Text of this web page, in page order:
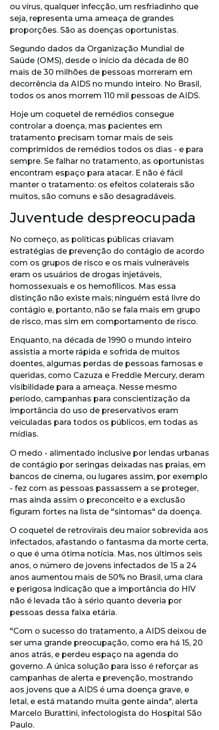
ou vírus, qualquer infecção, um resfriadinho que
seja, representa uma ameaça de grandes
proporções. São as doenças oportunistas.
Segundo dados da Organização Mundial de
Saúde (OMS), desde o início da década de 80
mais de 30 milhões de pessoas morreram em
decorrência da AIDS no mundo inteiro. No Brasil,
todos os anos morrem 110 mil pessoas de AIDS.
Hoje um coquetel de remédios consegue
controlar a doença, mas pacientes em
tratamento precisam tomar mais de seis
comprimidos de remédios todos os dias - e para
sempre. Se falhar no tratamento, as oportunistas
encontram espaço para atacar. E não é fácil
manter o tratamento: os efeitos colaterais são
muitos, são comuns e são desagradáveis.
Juventude despreocupada
No começo, as políticas públicas criavam
estratégias de prevenção do contágio de acordo
com os grupos de risco e os mais vulneráveis
eram os usuários de drogas injetáveis,
homossexuais e os hemofílicos. Mas essa
distinção não existe mais; ninguém está livre do
contágio e, portanto, não se fala mais em grupo
de risco, mas sim em comportamento de risco.
Enquanto, na década de 1990 o mundo inteiro
assistia a morte rápida e sofrida de muitos
doentes, algumas perdas de pessoas famosas e
queridas, como Cazuza e Freddie Mercury, deram
visibilidade para a ameaça. Nesse mesmo
período, campanhas para conscientização da
importância do uso de preservativos eram
veiculadas para todos os públicos, em todas as
mídias.
O medo - alimentado inclusive por lendas urbanas
de contágio por seringas deixadas nas praias, em
bancos de cinema, ou lugares assim, por exemplo
- fez com as pessoas passassem a se proteger,
mas ainda assim o preconceito e a exclusão
figuram fortes na lista de "sintomas" da doença.
O coquetel de retrovirais deu maior sobrevida aos
infectados, afastando o fantasma da morte certa,
o que é uma ótima notícia. Mas, nos últimos seis
anos, o número de jovens infectados de 15 a 24
anos aumentou mais de 50% no Brasil, uma clara
e perigosa indicação que a importância do HIV
não é levada tão à sério quanto deveria por
pessoas dessa faixa etária.
"Com o sucesso do tratamento, a AIDS deixou de
ser uma grande preocupação, como era há 15, 20
anos atrás, e perdeu espaço na agenda do
governo. A única solução para isso é reforçar as
campanhas de alerta e prevenção, mostrando
aos jovens que a AIDS é uma doença grave, e
letal, e está matando muita gente ainda", alerta
Marcelo Burattini, infectologista do Hospital São
Paulo.